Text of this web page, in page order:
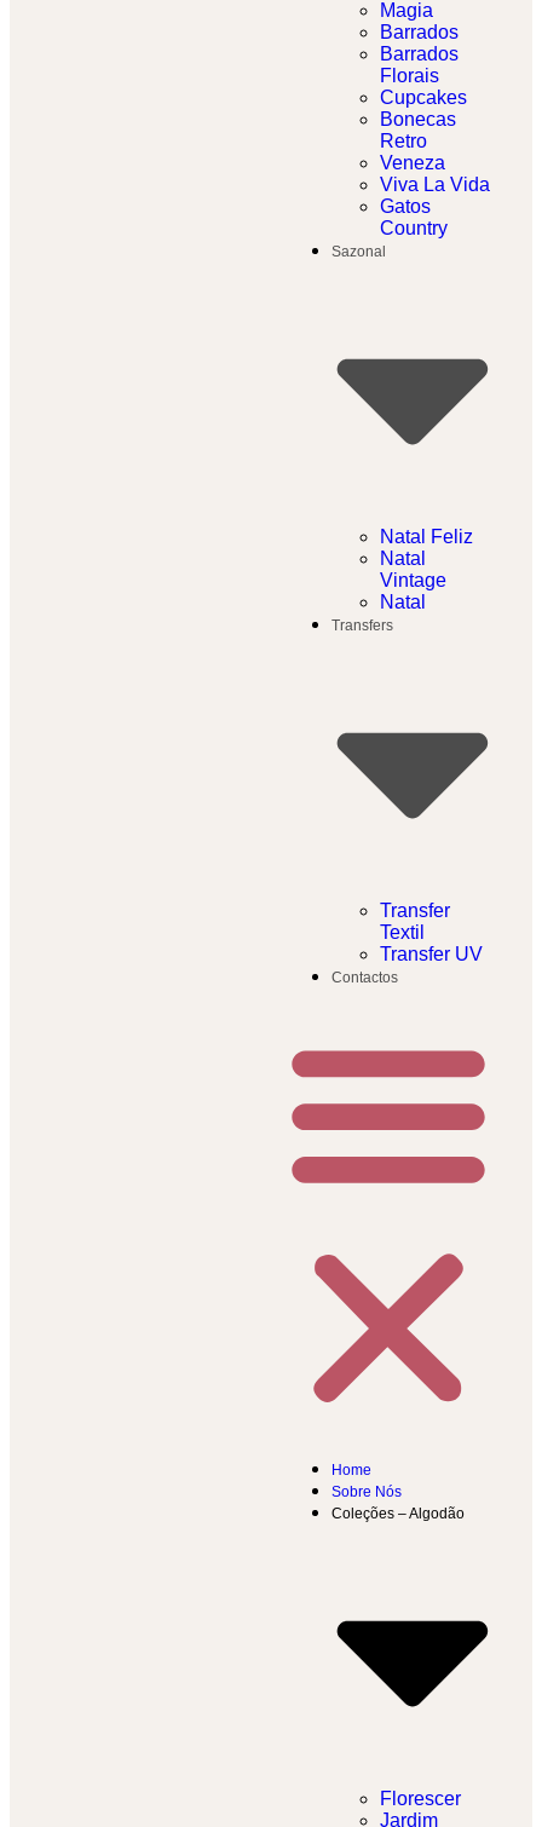
Magia
Barrados
Barrados
Florais
Cupcakes
Bonecas
Retro
Veneza
Viva La Vida
Gatos
Country
Sazonal
Natal Feliz
Natal
Vintage
Natal
Transfers
Transfer
Textil​
Transfer UV
Contactos
Home
Sobre Nós
Coleções – Algodão
Florescer
Jardim